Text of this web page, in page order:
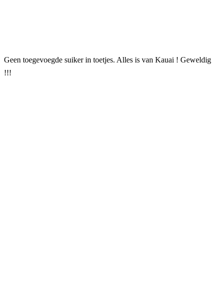
Geen toegevoegde suiker in toetjes. Alles is van Kauai ! Geweldig
!!!